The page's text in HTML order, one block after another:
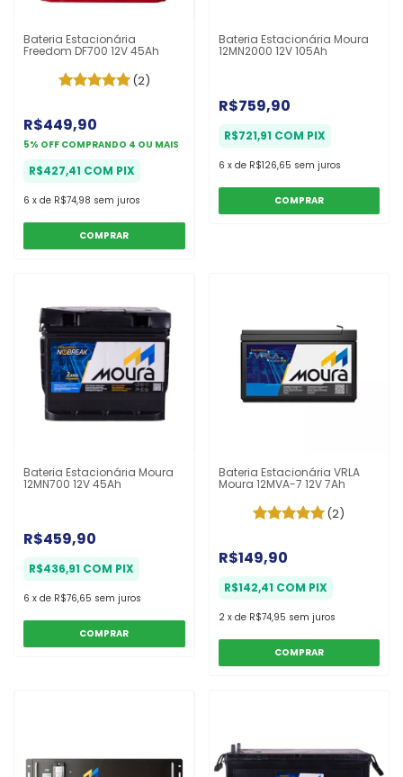
Bateria Estacionária
Freedom DF700 12V 45Ah
(2)
R$449,90
5% OFF COMPRANDO 4 OU MAIS
R$427,41 COM PIX
6 x de R$74,98 sem juros
COMPRAR
Bateria Estacionária Moura
12MN2000 12V 105Ah
R$759,90
R$721,91 COM PIX
6 x de R$126,65 sem juros
COMPRAR
Bateria Estacionária Moura
12MN700 12V 45Ah
R$459,90
R$436,91 COM PIX
6 x de R$76,65 sem juros
COMPRAR
Bateria Estacionária VRLA
Moura 12MVA-7 12V 7Ah
(2)
R$149,90
R$142,41 COM PIX
2 x de R$74,95 sem juros